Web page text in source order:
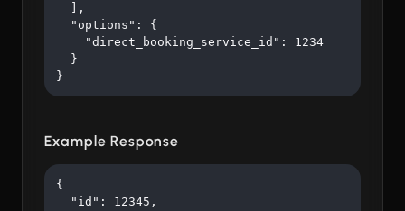
  ],
  "options": {
    "direct_booking_service_id": 1234
  }
}
Example Response
{
  "id": 12345,